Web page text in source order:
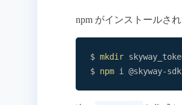
npm がインストールさ
$ mkdir
$ npm i @skyway-